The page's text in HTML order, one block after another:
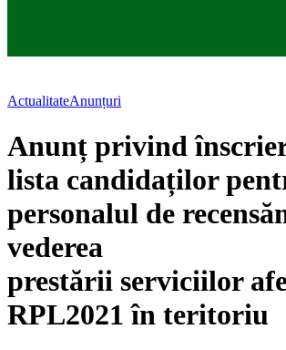
ActualitateAnunțuri
Anunț privind
lista candidaților
personalul de
vederea
prestării serviciilor
RPL2021 în teritoriu